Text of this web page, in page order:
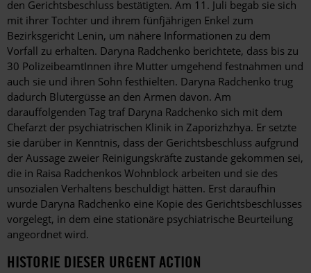
den Gerichtsbeschluss bestätigten. Am 11. Juli begab sie sich
mit ihrer Tochter und ihrem fünfjährigen Enkel zum
Bezirksgericht Lenin, um nähere Informationen zu dem
Vorfall zu erhalten. Daryna Radchenko berichtete, dass bis zu
30 PolizeibeamtInnen ihre Mutter umgehend festnahmen und
auch sie und ihren Sohn festhielten. Daryna Radchenko trug
dadurch Blutergüsse an den Armen davon. Am
darauffolgenden Tag traf Daryna Radchenko sich mit dem
Chefarzt der psychiatrischen Klinik in Zaporizhzhya. Er setzte
sie darüber in Kenntnis, dass der Gerichtsbeschluss aufgrund
der Aussage zweier Reinigungskräfte zustande gekommen sei,
die in Raisa Radchenkos Wohnblock arbeiten und sie des
unsozialen Verhaltens beschuldigt hätten. Erst daraufhin
wurde Daryna Radchenko eine Kopie des Gerichtsbeschlusses
vorgelegt, in dem eine stationäre psychiatrische Beurteilung
angeordnet wird.
HISTORIE DIESER URGENT ACTION